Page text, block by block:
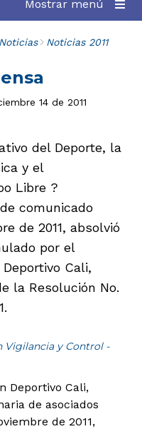
Mostrar menú
Noticias 2011
14 de 2011
del Deporte, la
y el
Libre ?
comunicado
de 2011, absolvió
por el
Cali,
la Resolución No.
Vigilancia y Control -
Deportivo Cali,
de asociados
de 2011,